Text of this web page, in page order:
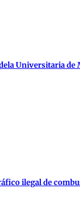
Universitaria de
ilegal de